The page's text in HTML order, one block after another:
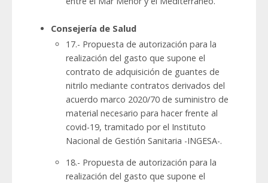
Consejería de Salud
17.- Propuesta de autorización para la
realización del gasto que supone el
contrato de adquisición de guantes de
nitrilo mediante contratos derivados del
acuerdo marco 2020/70 de suministro de
material necesario para hacer frente al
covid-19, tramitado por el Instituto
Nacional de Gestión Sanitaria -INGESA-.
18.- Propuesta de autorización para la
realización del gasto que supone el